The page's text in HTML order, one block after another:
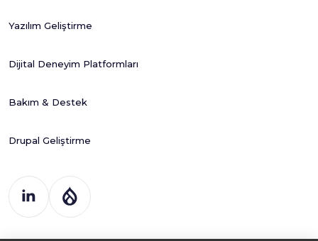
Yazılım Geliştirme
Dijital Deneyim Platformları
Bakım & Destek
Drupal Geliştirme